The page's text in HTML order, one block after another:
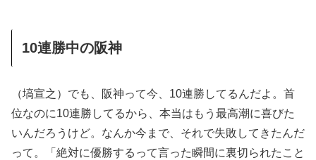
10連勝中の阪神
（塙宣之）でも、阪神って今、10連勝してるんだよ。首
位なのに10連勝してるから、本当はもう最高潮に喜びた
いんだろうけど。なんか今まで、それで失敗してきたんだ
って。「絶対に優勝するって言った瞬間に裏切られたこと